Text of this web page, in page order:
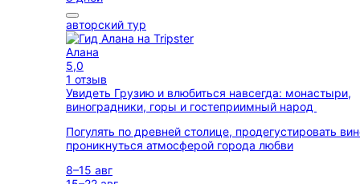
авторский тур
Алана
5,0
1 отзыв
Увидеть Грузию и влюбиться навсегда: монастыри,
виноградники, горы и гостеприимный народ
Погулять по древней столице, продегустировать
проникнуться атмосферой города любви
8–15 авг